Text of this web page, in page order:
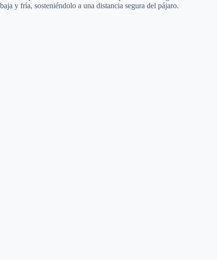
baja y fría, sosteniéndolo a una distancia segura del pájaro.